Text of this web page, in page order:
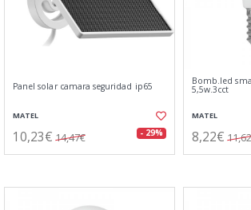
Panel solar camara seguridad ip65
MATEL
10,23€ 14,47€ - 29%
Bomb.led
5,5w.3cct
MATEL
8,22€